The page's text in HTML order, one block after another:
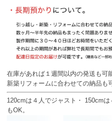
在庫があれば１週間以内の発送も可
新築リフォームに合わせての納品も
120cmは４人でジャスト・ 150cm
もOK。